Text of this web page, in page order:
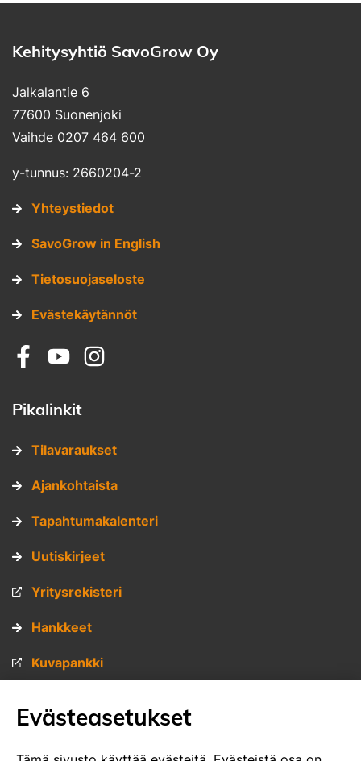
Kehitysyhtiö SavoGrow Oy
Jalkalantie 6
77600 Suonenjoki
Vaihde 0207 464 600
y-tunnus: 2660204-2
Yhteystiedot
SavoGrow in English
Tietosuojaseloste
Evästekäytännöt
Sosiaalinen media: facebook
Sosiaalinen media: youtube
Sosiaalinen media: instagram
Pikalinkit
Tilavaraukset
Ajankohtaista
Tapahtumakalenteri
Uutiskirjeet
Yritysrekisteri
Hankkeet
Kuvapankki
Evästeasetukset